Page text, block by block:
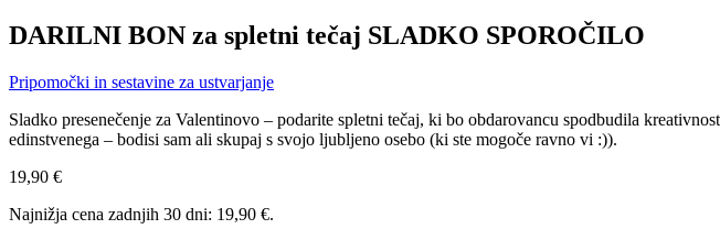
DARILNI BON za spletni tečaj SLADKO SPOROČILO
Pripomočki in sestavine za ustvarjanje
Sladko presenečenje za Valentinovo – podarite spletni tečaj, ki bo obdarovancu spodbudila
edinstvenega – bodisi sam ali skupaj s svojo ljubljeno osebo (ki ste mogoče ravno vi :)).
19,90 €
Najnižja cena zadnjih 30 dni: 19,90 €.